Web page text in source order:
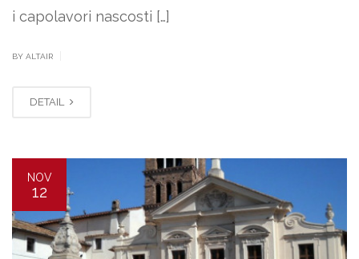
i capolavori nascosti […]
BY ALTAIR
DETAIL
NOV
12